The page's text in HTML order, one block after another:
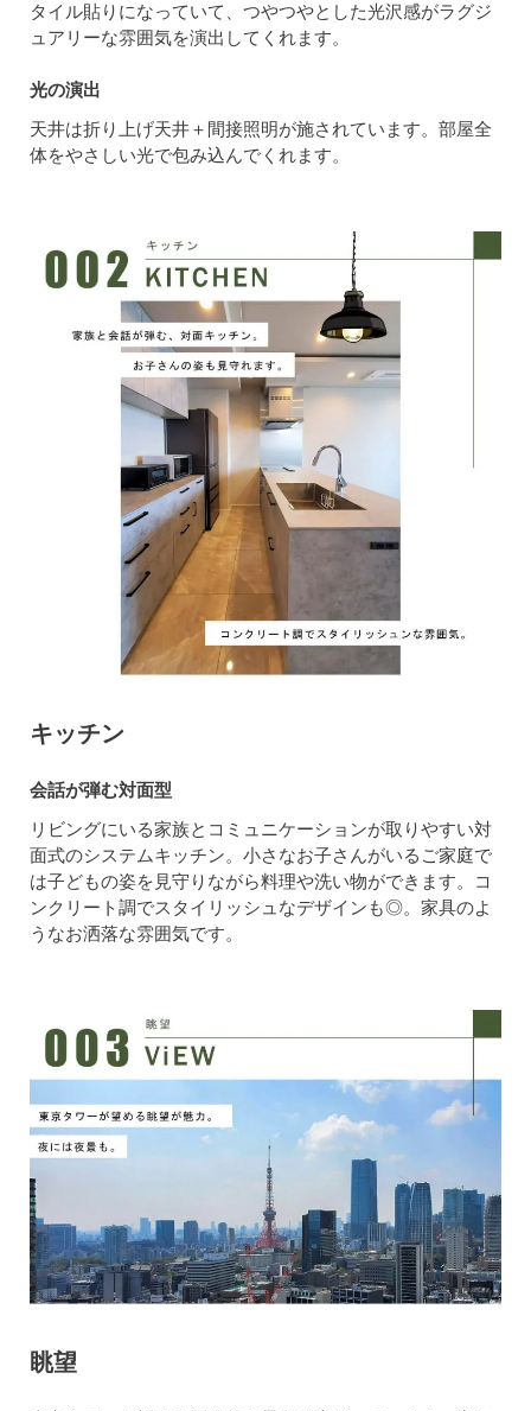
タイル貼りになっていて、つやつやとした光沢感がラグジ
ュアリーな雰囲気を演出してくれます。
光の演出
天井は折り上げ天井＋間接照明が施されています。部屋全
体をやさしい光で包み込んでくれます。
キッチン
会話が弾む対面型
リビングにいる家族とコミュニケーションが取りやすい対
面式のシステムキッチン。小さなお子さんがいるご家庭で
は子どもの姿を見守りながら料理や洗い物ができます。コ
ンクリート調でスタイリッシュなデザインも◎。家具のよ
うなお洒落な雰囲気です。
眺望